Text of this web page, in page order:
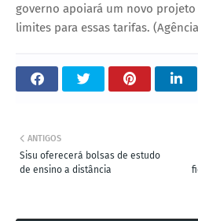
governo apoiará um novo
limites para essas tarifas.
ANTIGOS
Sisu oferecerá bolsas de estudo
de ensino a distância